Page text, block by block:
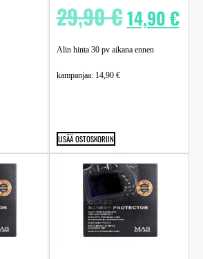
29,90€14,90€
Alin hinta 30 pv aikana ennen
kampanjaa: 14,90 €
LISÄÄ OSTOSKORIIN